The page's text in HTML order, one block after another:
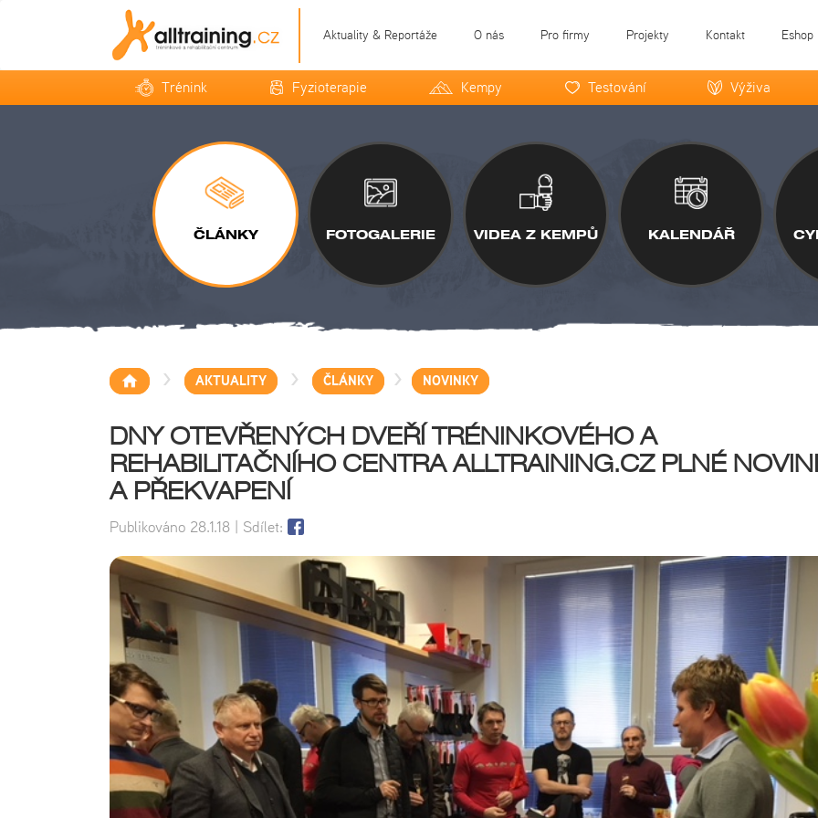
Aktuality & Reportáže O nás Pro firmy Projekty Kontakt Eshop
Trénink Fyzioterapie Kempy Testování Výživa
ČLÁNKY FOTOGALERIE VIDEA Z KEMPŮ KALENDÁŘ
> AKTUALITY > ČLÁNKY > NOVINKY
DNY OTEVŘENÝCH DVEŘÍ TRÉNINKOVÉHO A
REHABILITAČNÍHO CENTRA ALLTRAINING.CZ PLNÉ
A PŘEKVAPENÍ
Publikováno 28.1.18| Sdílet: